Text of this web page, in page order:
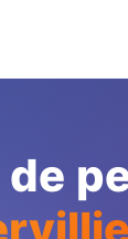
de